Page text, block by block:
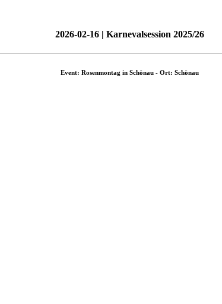
2026-02-16 | Karnevalsession 2025/26
Event: Rosenmontag in Schönau - Ort: Schönau